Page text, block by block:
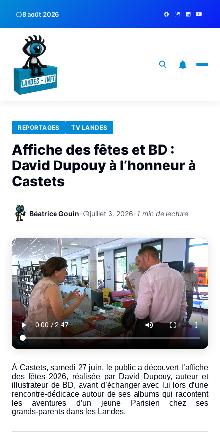
8 août 2026
REPORTAGES TV LANDES
Affiche des fêtes et BD :
David Dupouy à l’honneur à
Castets
Béatrice Gouin• juillet 3, 2026•1 min de lecture
À Castets, samedi 27 juin, le public a découvert l’affiche
des fêtes 2026, réalisée par David Dupouy, auteur et
illustrateur de BD, avant d’échanger avec lui lors d’une
rencontre‑dédicace autour de ses albums qui racontent
les aventures d’un jeune Parisien chez ses
grands‑parents dans les Landes.